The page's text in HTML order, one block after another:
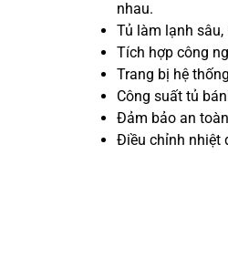
nhau.
Tủ làm lạnh
Tích hợp công
Trang bị hệ
Công suất tủ
Đảm bảo an
Điều chỉnh nhiệt